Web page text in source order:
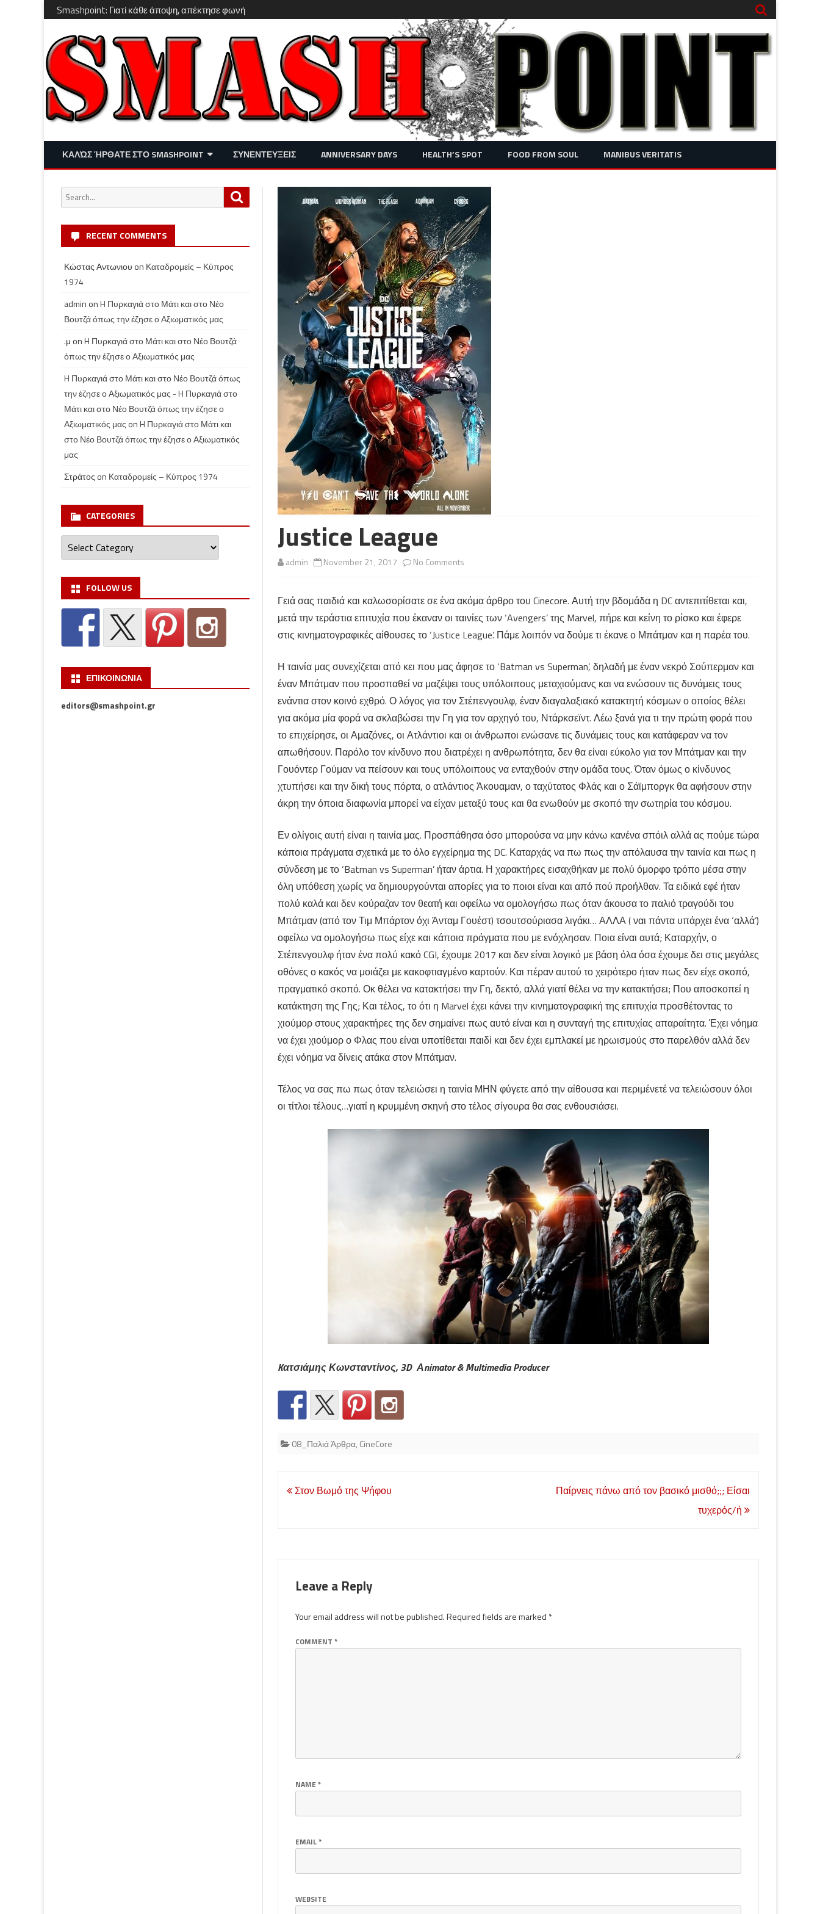
Smashpoint: Γιατί κάθε άποψη, απέκτησε φωνή
Skip
content
ΚΑΛΏΣ ΉΡΘΑΤΕ ΣΤΟ SMASHPOINT
ΔΙΑΣΚΈΔΑΣΗ – LIFESTYLE
ΣΥΝΕΝΤΕΥΞΕΙΣ ANNIVERSARY DAYS HEALTH’S SPOT FOOD FROM SOUL MANIBUS VERITATIS
Justice League
admin November 21, 2017 No Commentson
League
Γειά σας παιδιά και καλωσορίσατε σε ένα ακόμα άρθρο του Cinecore. Αυτή την βδομάδα η DC αντεπιτίθεται και,
μετά την τεράστια επιτυχία που έκαναν οι ταινίες των ‘Avengers’ της Marvel, πήρε και κείνη το ρίσκο και έφερε
στις κινηματογραφικές αίθουσες το ‘Justice League’. Πάμε λοιπόν να δούμε τι έκανε ο Μπάτμαν και η παρέα του.
Η ταινία μας συνεχίζεται από κει που μας άφησε το ‘Batman vs Superman’, δηλαδή με έναν νεκρό Σούπερμαν και
έναν Μπάτμαν που προσπαθεί να μαζέψει τους υπόλοιπους μεταχιούμανς και να ενώσουν τις δυνάμεις τους
ενάντια στον κοινό εχθρό. Ο λόγος για τον Στέπενγουλφ, έναν διαγαλαξιακό κατακτητή κόσμων ο οποίος θέλει
για ακόμα μία φορά να σκλαβώσει την Γη για τον αρχηγό του, Ντάρκσεϊντ. Λέω ξανά για τι την πρώτη φορά που
το επιχείρησε, οι Αμαζόνες, οι Ατλάντιοι και οι άνθρωποι ενώσανε τις δυνάμεις τους και κατάφεραν να τον
απωθήσουν. Παρόλο τον κίνδυνο που διατρέχει η ανθρωπότητα, δεν θα είναι εύκολο για τον Μπάτμαν και την
Γουόντερ Γούμαν να πείσουν και τους υπόλοιπους να ενταχθούν στην ομάδα τους. Όταν όμως ο κίνδυνος
χτυπήσει και την δική τους πόρτα, ο ατλάντιος Άκουαμαν, ο ταχύτατος Φλάς και ο Σάϊμποργκ θα αφήσουν στην
άκρη την όποια διαφωνία μπορεί να είχαν μεταξύ τους και θα ενωθούν με σκοπό την σωτηρία του κόσμου.
Εν ολίγοις αυτή είναι η ταινία μας. Προσπάθησα όσο μπορούσα να μην κάνω κανένα σπόιλ αλλά ας πούμε τώρα
κάποια πράγματα σχετικά με το όλο εγχείρημα της DC. Καταρχάς να πω πως την απόλαυσα την ταινία και πως η
σύνδεση με το ‘Batman vs Superman’ ήταν άρτια. Η χαρακτήρες εισαχθήκαν με πολύ όμορφο τρόπο μέσα στην
όλη υπόθεση χωρίς να δημιουργούνται απορίες για το ποιοι είναι και από πού προήλθαν. Τα ειδικά εφέ ήταν
πολύ καλά και δεν κούραζαν τον θεατή και οφείλω να ομολογήσω πως όταν άκουσα το παλιό τραγούδι του
Μπάτμαν (από τον Τιμ Μπάρτον όχι Άνταμ Γουέστ) τσουτσούριασα λιγάκι… ΑΛΛΑ ( ναι πάντα υπάρχει ένα ‘αλλά’)
οφείλω να ομολογήσω πως είχε και κάποια πράγματα που με ενόχλησαν. Ποια είναι αυτά; Καταρχήν, ο
Στέπενγουλφ ήταν ένα πολύ κακό CGI, έχουμε 2017 και δεν είναι λογικό με βάση όλα όσα έχουμε δει στις μεγάλες
οθόνες ο κακός να μοιάζει με κακοφτιαγμένο καρτούν. Και πέραν αυτού το χειρότερο ήταν πως δεν είχε σκοπό,
πραγματικό σκοπό. Οκ θέλει να κατακτήσει την Γη, δεκτό, αλλά γιατί θέλει να την κατακτήσει; Που αποσκοπεί η
κατάκτηση της Γης; Και τέλος, το ότι η Marvel έχει κάνει την κινηματογραφική της επιτυχία προσθέτοντας το
χιούμορ στους χαρακτήρες της δεν σημαίνει πως αυτό είναι και η συνταγή της επιτυχίας απαραίτητα. Έχει νόημα
να έχει χιούμορ ο Φλας που είναι υποτίθεται παιδί και δεν έχει εμπλακεί με ηρωισμούς στο παρελθόν αλλά δεν
έχει νόημα να δίνεις ατάκα στον Μπάτμαν.
Τέλος να σας πω πως όταν τελειώσει η ταινία ΜΗΝ φύγετε από την αίθουσα και περιμένετέ να τελειώσουν όλοι
οι τίτλοι τέλους…γιατί η κρυμμένη σκηνή στο τέλος σίγουρα θα σας ενθουσιάσει.
Kατσιάμης Κωνσταντίνος, 3D Αnimator & Multimedia Producer
08_Παλιά Άρθρα, CineCore
Post
Στον Βωμό της Ψήφου
Παίρνεις πάνω από τον βασικό μισθό;;; Είσαι
τυχερός/ή
Leave a Reply
Your email address will not be published.Required fields are marked *
COMMENT *
NAME*
EMAIL*
WEBSITE
Search
for:
RECENT COMMENTS
Κώστας Αντωνιου on Καταδρομείς – Κύπρος
1974
admin onH Πυρκαγιά στο Μάτι και στο Νέο
Βουτζά όπως την έζησε ο Αξιωματικός μας
.μ onH Πυρκαγιά στο Μάτι και στο Νέο Βουτζά
όπως την έζησε ο Αξιωματικός μας
H Πυρκαγιά στο Μάτι και στο Νέο Βουτζά όπως
την έζησε ο Αξιωματικός μας - H Πυρκαγιά στο
Μάτι και στο Νέο Βουτζά όπως την έζησε ο
Αξιωματικός μας onH Πυρκαγιά στο Μάτι και
στο Νέο Βουτζά όπως την έζησε ο Αξιωματικός
μας
Στράτος on Καταδρομείς – Κύπρος 1974
CATEGORIES
Categories
FOLLOW US
ΕΠΙΚΟΙΝΩΝΙΑ
editors@smashpoint.gr